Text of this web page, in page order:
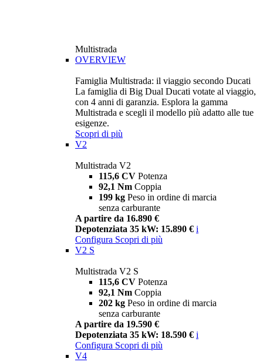
Multistrada
OVERVIEW
Famiglia Multistrada: il viaggio secondo Ducati
La famiglia di Big Dual Ducati votate al viaggio,
con 4 anni di garanzia. Esplora la gamma
Multistrada e scegli il modello più adatto alle tue
esigenze.
Scopri di più
V2
Multistrada V2
115,6 CV Potenza
92,1 Nm Coppia
199 kg Peso in ordine di marcia
senza carburante
A partire da 16.890 €
Depotenziata 35 kW: 15.890 € i
Configura Scopri di più
V2 S
Multistrada V2 S
115,6 CV Potenza
92,1 Nm Coppia
202 kg Peso in ordine di marcia
senza carburante
A partire da 19.590 €
Depotenziata 35 kW: 18.590 € i
Configura Scopri di più
V4